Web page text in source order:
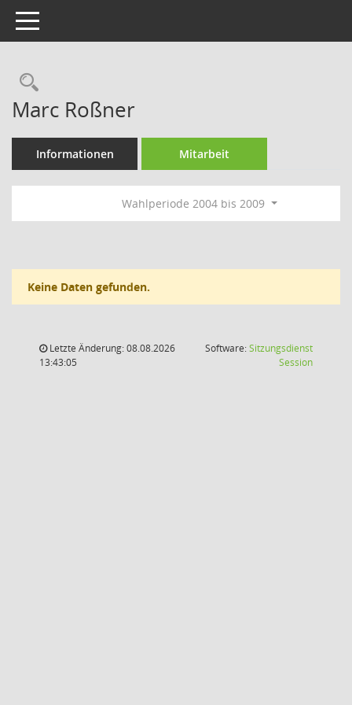
Toggle navigation
Rechercheauswahl
Marc Roßner
Informationen Mitarbeit
Wahlperiode 2004 bis 2009
Keine Daten gefunden.
Letzte Änderung: 08.08.2026
13:43:05
Software:Sitzungsdienst
Session(Wird in